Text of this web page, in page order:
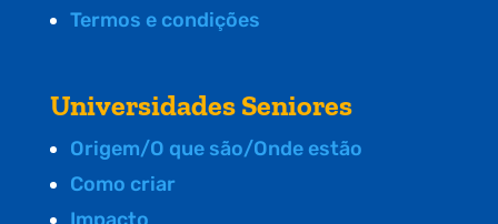
Termos e condições
Universidades Seniores
Origem/O que são/Onde estão
Como criar